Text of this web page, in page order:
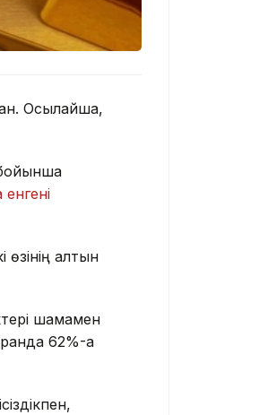
Осылайша,
алтын
шамамен
62%-ға